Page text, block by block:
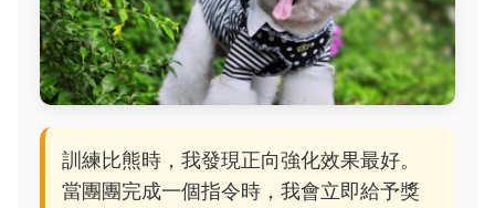
訓練比熊時，我發現正向強化效果最好。
當團團完成一個指令時，我會立即給予獎